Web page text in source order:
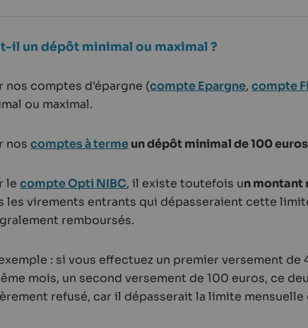
il un dépôt minimal ou maximal ?
nos comptes d'épargne (compte Epargne,compte
ou maximal.
noscomptes à termeun dépôt minimal de 100 euros
lecompte Opti NIBC, il existe toutefois un montant
les virements entrants qui dépasseraient cette
remboursés.
: si vous effectuez un premier versement
mois, un second versement de 100 euros, ce
refusé, car il dépasserait la limite mensuelle